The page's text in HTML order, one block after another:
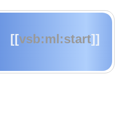
[[vsb:ml:start]]